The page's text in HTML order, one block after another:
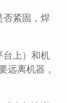
否紧固，焊
台上）和机
远离机器，